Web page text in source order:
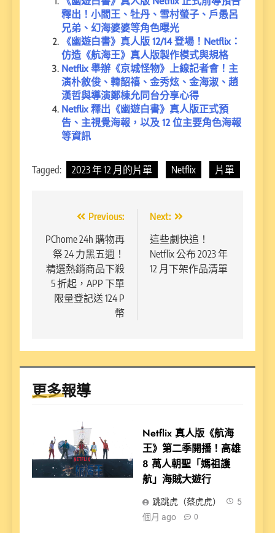
釋出！小閻王、牡丹、雪村螢子、戶愚呂
兄弟、幻海婆婆等角色曝光
《幽遊白書》真人版 12/14 登場！Netflix：
仿造《航海王》真人版製作模式與規格
Netflix 舉辦《京城怪物》上線記者會！主
演朴敘俊、韓韶禧、金秀炫、金海淑、趙
漢哲與導演鄭棟允同台分享心得
Netflix 釋出《幽遊白書》真人版正式預
告、主視覺海報，以及 12 位主要角色海報
等資訊
Tagged: 2023 年 12 月的片單 Netflix 片單
章
導
覽
Previous:
PChome 24h 購物再
祭 24 力黑五週！
精選熱銷商品下殺
5 折起，APP 下單
限量登記送 124 P
幣
Next:
這些劇快追！
Netflix 公布 2023 年
12 月下架作品清單
更多報導
Netflix 真人版《航海
王》第二季開播！高雄
8 萬人朝聖「媽祖護
航」海賊大遊行
跳跳虎（蔡虎虎）
5
個月 ago
0